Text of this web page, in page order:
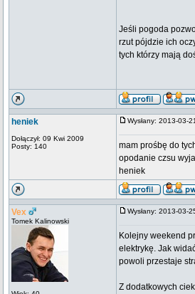
Jeśli pogoda
rzut pójdzie ich
tych którzy mają
heniek
Dołączył: 09 Kwi 2009
Posty: 140
Wysłany: 2013-03-
mam prośbę do
opodanie czsu
heniek
Vex
Tomek Kalinowski
Wysłany: 2013-03-
Kolejny weekend
elektrykę. Jak
powoli przestaje
Z dodatkowych